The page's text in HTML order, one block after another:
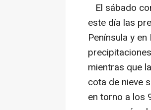
El sábado
este día las
Península y
mientras que
cota de nieve
en torno a los